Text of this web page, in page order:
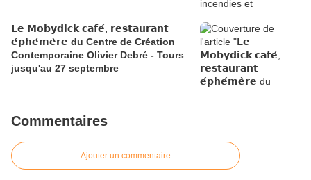
𝗟𝗲 𝗠𝗼𝗯𝘆𝗱𝗶𝗰𝗸 𝗰𝗮𝗳𝗲́, 𝗿𝗲𝘀𝘁𝗮𝘂𝗿𝗮𝗻𝘁
𝗲́𝗽𝗵𝗲́𝗺𝗲̀𝗿𝗲 du Centre de Création
Contemporaine Olivier Debré - Tours
jusqu'au 27 septembre
Commentaires
Ajouter un commentaire